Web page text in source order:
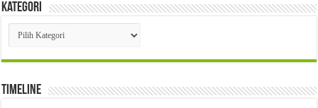
Kategori
Kategori
Timeline